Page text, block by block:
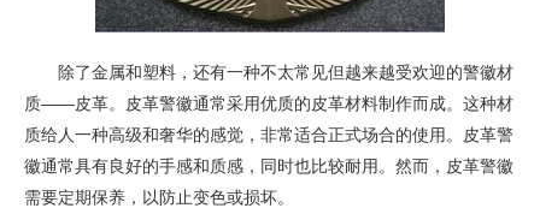
除了金属和塑料，还有一种不太常见但越来越受欢迎的警徽材
质——皮革。皮革警徽通常采用优质的皮革材料制作而成。这种材
质给人一种高级和奢华的感觉，非常适合正式场合的使用。皮革警
徽通常具有良好的手感和质感，同时也比较耐用。然而，皮革警徽
需要定期保养，以防止变色或损坏。